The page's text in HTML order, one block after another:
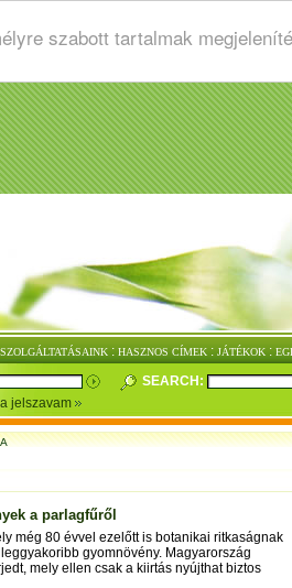
szabott tartalmak
SZOLGÁLTATÁSAINK : HASZNOS CÍMEK : JÁTÉKOK :
SEARCH:
jelszavam
a parlagfűről
még 80 évvel ezelőtt is botanikai ritkaságnak
gyomnövény. Magyarország
mely ellen csak a kiirtás nyújthat biztos